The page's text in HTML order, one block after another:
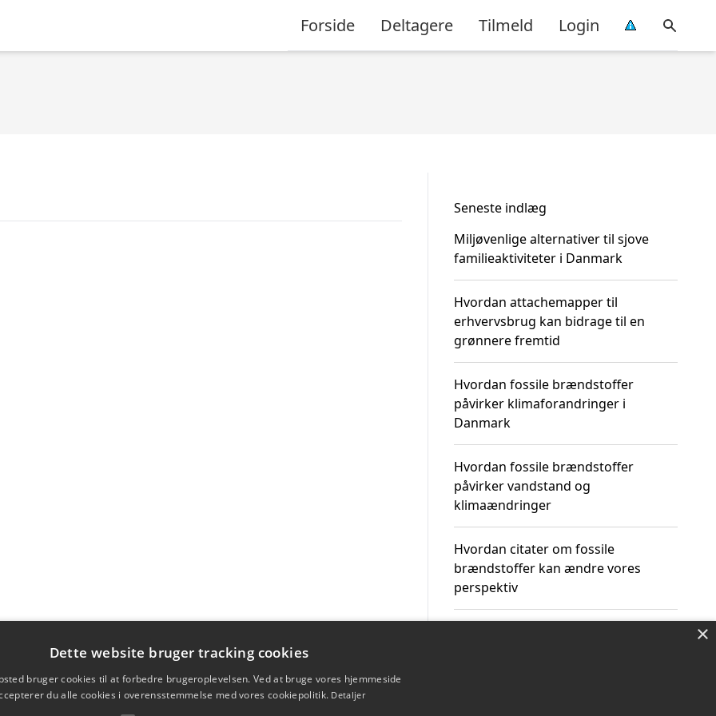
Forside Deltagere Tilmeld Login
Seneste indlæg
Miljøvenlige alternativer til sjove
familieaktiviteter i Danmark
Hvordan attachemapper til
erhvervsbrug kan bidrage til en
grønnere fremtid
Hvordan fossile brændstoffer
påvirker klimaforandringer i
Danmark
Hvordan fossile brændstoffer
påvirker vandstand og
klimaændringer
Hvordan citater om fossile
brændstoffer kan ændre vores
perspektiv
×
Dette website bruger tracking cookies
bruger cookies til at forbedre brugeroplevelsen. Ved at bruge vores hjemmeside
du alle cookies i overensstemmelse med vores cookiepolitik. Detaljer